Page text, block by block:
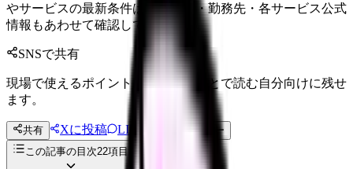
やサービスの最新条件は公的機関・勤務先・各サービス公式
情報もあわせて確認してください。
SNSで共有
現場で使えるポイントを、同僚やあとで読む自分向けに残せ
ます。
共有 Xに投稿 LINE
投稿文コピー
この記事の目次22項目